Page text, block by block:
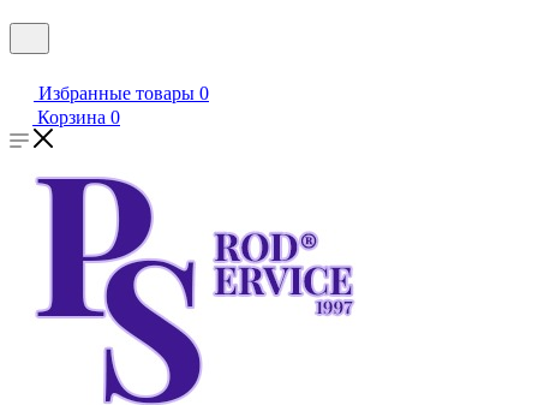
Избранные товары 0
Корзина 0